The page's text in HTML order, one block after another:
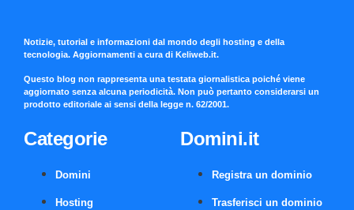
Notizie, tutorial e informazioni dal mondo degli hosting e della
tecnologia. Aggiornamenti a cura di Keliweb.it.
Questo blog non rappresenta una testata giornalistica poiché viene
aggiornato senza alcuna periodicità. Non può pertanto considerarsi un
prodotto editoriale ai sensi della legge n. 62/2001.
Categorie
Domini
Hosting
Domini.it
Registra un dominio
Trasferisci un dominio